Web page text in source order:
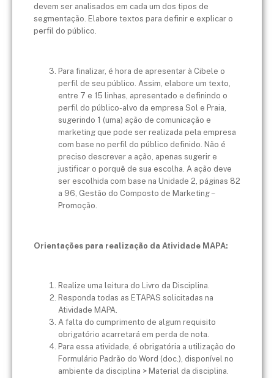
devem ser analisados em cada um dos tipos de
segmentação. Elabore textos para definir e explicar o
perfil do público.
Para finalizar, é hora de apresentar à Cibele o
perfil de seu público. Assim, elabore um texto,
entre 7 e 15 linhas, apresentado e definindo o
perfil do público-alvo da empresa Sol e Praia,
sugerindo 1 (uma) ação de comunicação e
marketing que pode ser realizada pela empresa
com base no perfil do público definido. Não é
preciso descrever a ação, apenas sugerir e
justificar o porquê de sua escolha. A ação deve
ser escolhida com base na Unidade 2, páginas 82
a 96, Gestão do Composto de Marketing –
Promoção.
Orientações para realização da Atividade MAPA:
Realize uma leitura do Livro da Disciplina.
Responda todas as ETAPAS solicitadas na
Atividade MAPA.
A falta do cumprimento de algum requisito
obrigatório acarretará em perda de nota.
Para essa atividade, é obrigatória a utilização do
Formulário Padrão do Word (doc.), disponível no
ambiente da disciplina > Material da disciplina.